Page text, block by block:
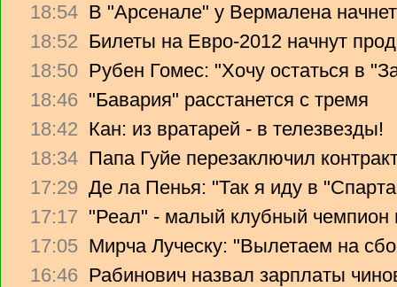
18:54 В "Арсенале" у Вермалена
18:52 Билеты на Евро-2012 начнут
18:50 Рубен Гомес: "Хочу остаться в
18:46 "Бавария" расстанется с тремя
18:42 Кан: из вратарей - в телезвезды!
18:34 Папа Гуйе перезаключил
17:29 Де ла Пенья: "Так я иду в
17:17 "Реал" - малый клубный чемпион
17:05 Мирча Луческу: "Вылетаем на
16:46 Рабинович назвал зарплаты